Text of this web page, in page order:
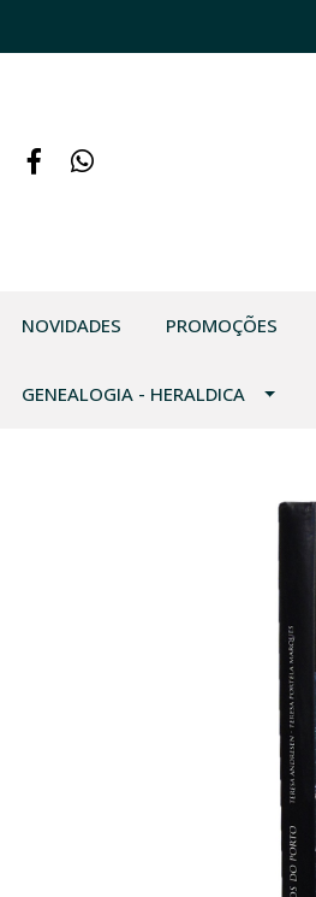
NOVIDADES PROMOÇÕES
GENEALOGIA - HERALDICA